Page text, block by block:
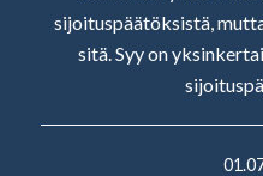
sijoituspäätöksistä,
sitä. Syy on